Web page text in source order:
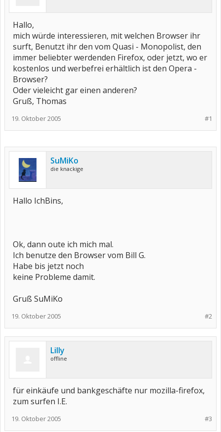
Hallo,
mich würde interessieren, mit welchen Browser ihr
surft, Benutzt ihr den vom Quasi - Monopolist, den
immer beliebter werdenden Firefox, oder jetzt, wo er
kostenlos und werbefrei erhältlich ist den Opera -
Browser?
Oder vieleicht gar einen anderen?
Gruß, Thomas
#1
19. Oktober 2005
SuMiKo
die knackige
Hallo IchBins,
Ok, dann oute ich mich mal.
Ich benutze den Browser vom Bill G.
Habe bis jetzt noch
keine Probleme damit.
Gruß SuMiKo
#2
19. Oktober 2005
Lilly
offline
für einkäufe und bankgeschäfte nur mozilla-firefox,
zum surfen I.E.
#3
19. Oktober 2005